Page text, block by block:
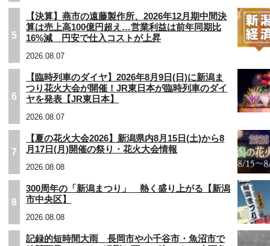
5
【決算】燕市の遠藤製作所、2026年12月期中間決
算は売上高100億円超え…営業利益は前年同期比
16%減 円安で仕入コストが上昇
2026.08.07
6
【臨時列車のダイヤ】2026年8月9日(日)に新潟ま
つり花火大会が開催！JR東日本が臨時列車のダイ
ヤを発表【JR東日本】
2026.08.07
7
【夏の花火大会2026】新潟県内8月15日(土)から8
月17日(月)開催の祭り・花火大会情報
2026.08.08
8
300周年の「新潟まつり」 熱く盛り上がる【新潟
市中央区】
2026.08.08
記録的短時間大雨 長岡市や小千谷市・魚沼市で